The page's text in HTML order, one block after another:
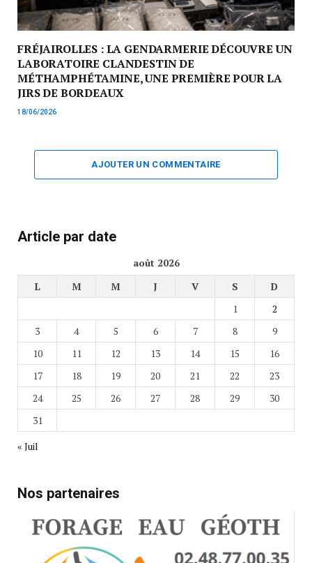
FRÉJAIROLLES : LA GENDARMERIE DÉCOUVRE UN
LABORATOIRE CLANDESTIN DE
MÉTHAMPHÉTAMINE, UNE PREMIÈRE POUR LA
JIRS DE BORDEAUX
18/06/2026
AJOUTER UN COMMENTAIRE
Article par date
août 2026
L
M M J V S
D
1
2
3
4 5 6 7 8
9
10
11 12 13 14 15
16
17
18 19 20 21 22
23
24
25 26 27 28 29
30
31
« Juil
Nos partenaires